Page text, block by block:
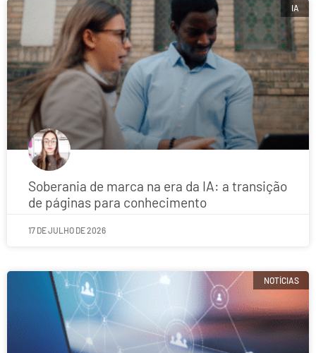
IA
Soberania de marca na era da IA: a transição
de páginas para conhecimento
17 DE JULHO DE 2026
NOTÍCIAS